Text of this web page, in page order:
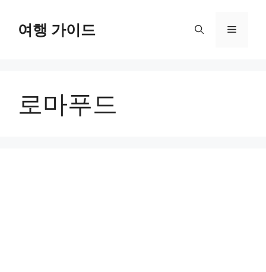
여행 가이드 메
로마푸드